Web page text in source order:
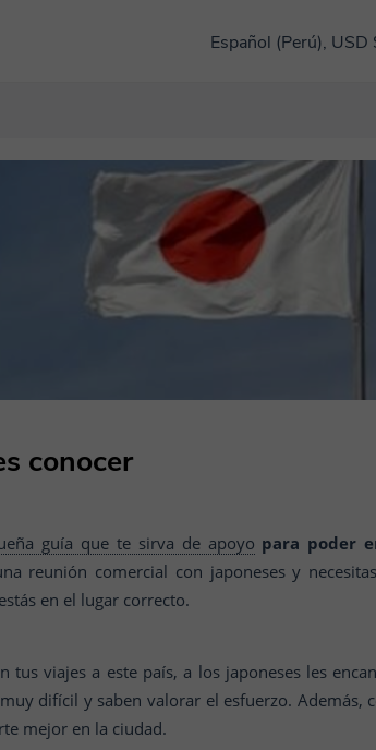
Español (Perú), USD
conocer
guía que te sirva de apoyo para poder
reunión comercial con japoneses y
en el lugar correcto.
tus viajes a este país, a los japoneses les
difícil y saben valorar el esfuerzo. Además,
mejor en la ciudad.